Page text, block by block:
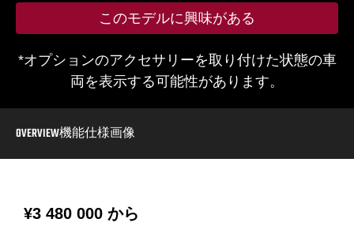
このモデルに興味がある
*オプションのアクセサリーを取り付けた状態の車
両を表示する可能性があります。
OVERVIEW機能仕様画像
から
¥3 480 000